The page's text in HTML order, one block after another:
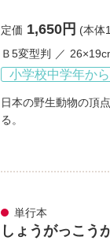
定価 1,650円 (本体
Ｂ5変型判
小学校中学年から
日本の野生動物の頂
る。
単行本
しょうがっこう